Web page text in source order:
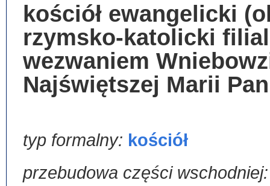
kościół ewangelicki
rzymsko-katolicki
wezwaniem
Najświętszej Marii
typ formalny: kościół
przebudowa części